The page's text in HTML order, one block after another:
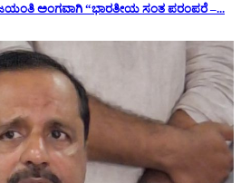
ಅಂಗವಾಗಿ “ಭಾರತೀಯ ಸಂತ ಪರಂಪರೆ –...